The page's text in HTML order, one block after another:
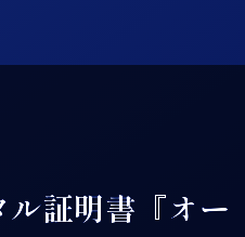
・提供しています。
ム証明書『オー